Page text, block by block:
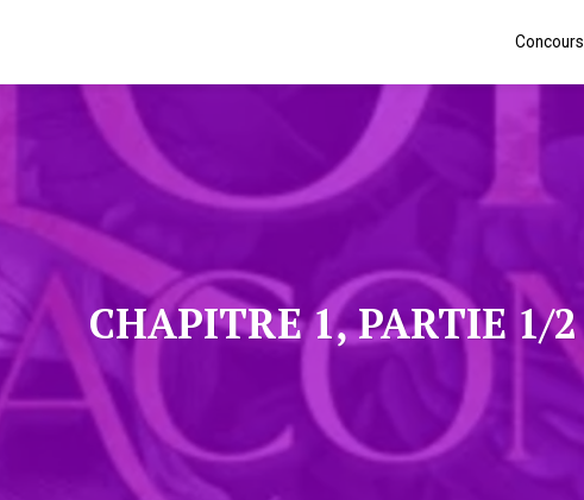
Concours
CHAPITRE 1, PARTIE 1/2